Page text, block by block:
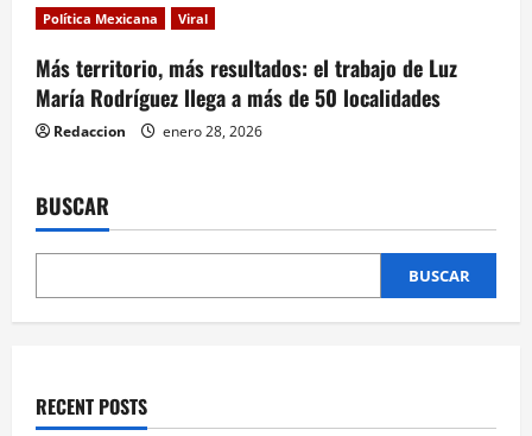
Política Mexicana Viral
Más territorio, más resultados: el trabajo de Luz
María Rodríguez llega a más de 50 localidades
Redaccion enero 28, 2026
BUSCAR
BUSCAR
RECENT POSTS